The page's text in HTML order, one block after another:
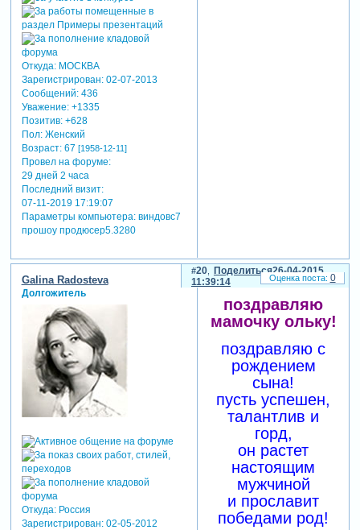
Откуда:МОСКВА
Зарегистрирован: 02-07-2013
Сообщений:436
Уважение: +1335
Позитив: +628
Пол:Женский
Возраст:67 [1958-12-11]
Провел на форуме:
29 дней 2 часа
Последний визит:
07-11-2019 17:19:07
Параметры компьютера:виндовс7
прошоу продюсер5.3280
Поделиться
20
26-04-2015
11:39:14
Galina Radosteva
Долгожитель
Откуда:Россия
Зарегистрирован: 02-05-2012
поздравляю
мамочку ольку!
поздравляю с
рождением
сына!
пусть успешен,
талантлив и
горд,
он растет
настоящим
мужчиной
и прославит
победами род!
0